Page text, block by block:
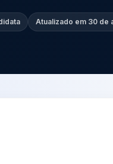
Atualizado em 30 de